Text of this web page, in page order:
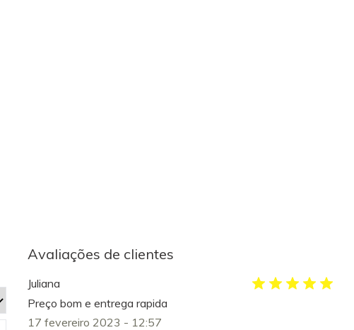
Avaliações de clientes
Juliana
Preço bom e entrega rapida
17 fevereiro 2023 - 12:57